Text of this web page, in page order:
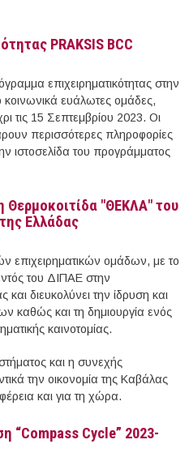
PRAKSIS BCC
επιχειρηματικότητας στην
ευάλωτες ομάδες,
τις 15 Σεπτεμβρίου 2023. Οι
περισσότερες πληροφορίες
ιστοσελίδα του προγράμματος
Θερμοκοιτίδα "ΘΕΚΛΑ" του
Ελλάδας
επιχειρηματικών ομάδων, με το
του ΔΙΠΑΕ στην
διευκολύνει την ίδρυση και
καθώς και τη δημιουργία ενός
καινοτομίας.
και η συνεχής
την οικονομία της Καβάλας
και για τη χώρα.
“Compass Cycle” 2023-